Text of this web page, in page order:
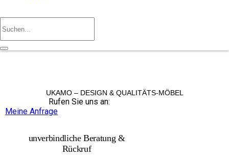
UKAMO – DESIGN & QUALITÄTS-MÖBEL
Rufen Sie uns an:
Meine Anfrage
unverbindliche Beratung &
Rückruf